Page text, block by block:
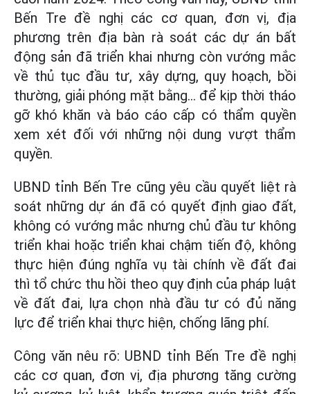
Bến Tre đề nghị các cơ quan, đơn vị, địa
phương trên địa bàn rà soát các dự án bất
động sản đã triển khai nhưng còn vướng mắc
về thủ tục đầu tư, xây dựng, quy hoạch, bồi
thường, giải phóng mặt bằng... để kịp thời tháo
gỡ khó khăn và báo cáo cấp có thẩm quyền
xem xét đối với những nội dung vượt thẩm
quyền.
UBND tỉnh Bến Tre cũng yêu cầu quyết liệt rà
soát những dự án đã có quyết định giao đất,
không có vướng mắc nhưng chủ đầu tư không
triển khai hoặc triển khai chậm tiến độ, không
thực hiện đúng nghĩa vụ tài chính về đất đai
thì tổ chức thu hồi theo quy định của pháp luật
về đất đai, lựa chọn nhà đầu tư có đủ năng
lực để triển khai thực hiện, chống lãng phí.
Công văn nêu rõ: UBND tỉnh Bến Tre đề nghị
các cơ quan, đơn vị, địa phương tăng cường